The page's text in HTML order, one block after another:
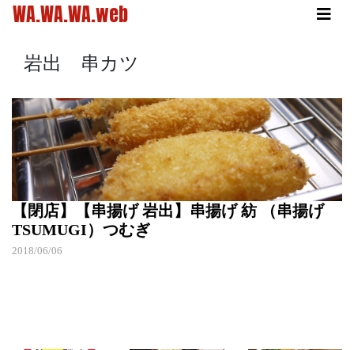
WA.WA.WA.web
岩出 串カツ
【閉店】【串揚げ 岩出】串揚げ 紡 （串揚げ
TSUMUGI）つむぎ
2018/06/06